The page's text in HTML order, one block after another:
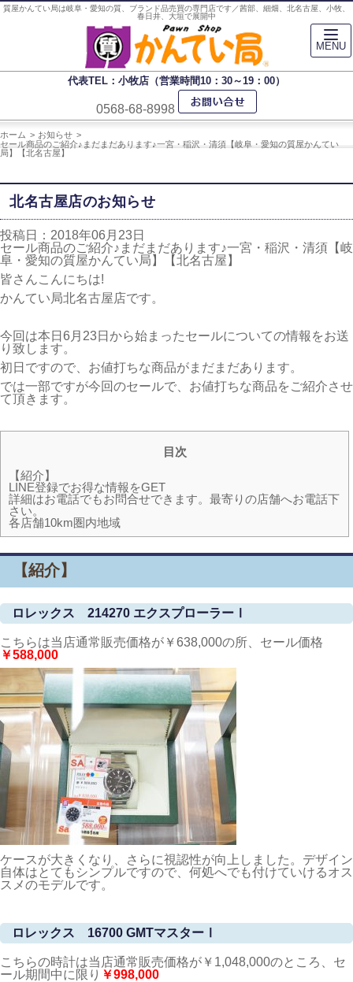
質屋かんてい局は岐阜・愛知の質、ブランド品売買の専門店です／茜部、細畑、北名古屋、小牧、
春日井、大垣で展開中
代表TEL：小牧店（営業時間10：30～19：00）
0568-68-8998
ホーム
お知らせ
セール商品のご紹介♪まだまだあります♪一宮・稲沢・清須【岐阜・愛知の質屋かんてい
局】【北名古屋】
北名古屋店のお知らせ
投稿日：2018年06月23日
セール商品のご紹介♪まだまだあります♪一宮・稲沢・清須【岐
阜・愛知の質屋かんてい局】【北名古屋】
皆さんこんにちは!
かんてい局北名古屋店です。
今回は本日6月23日から始まったセールについての情報をお送
り致します。
初日ですので、お値打ちな商品がまだまだあります。
では一部ですが今回のセールで、お値打ちな商品をご紹介させ
て頂きます。
目次
【紹介】
LINE登録でお得な情報をGET
詳細はお電話でもお問合せできます。最寄りの店舗へお電話下
さい。
各店舗10km圏内地域
【紹介】
ロレックス 214270 エクスプローラーⅠ
こちらは当店通常販売価格が￥638,000の所、セール価格
￥588,000
ケースが大きくなり、さらに視認性が向上しました。デザイン
自体はとてもシンプルですので、何処へでも付けていけるオス
スメのモデルです。
ロレックス 16700 GMTマスターⅠ
こちらの時計は当店通常販売価格が￥1,048,000のところ、セ
ール期間中に限り ￥998,000
MENU